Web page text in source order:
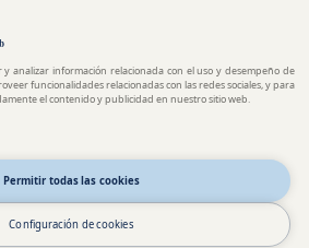
y analizar información relacionada con el uso y desempeño de
funcionalidades relacionadas con las redes sociales, y para
el contenido y publicidad en nuestro sitio web.
Permitir todas las cookies
Configuración de cookies